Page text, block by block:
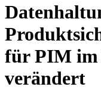
für PIM
verändert